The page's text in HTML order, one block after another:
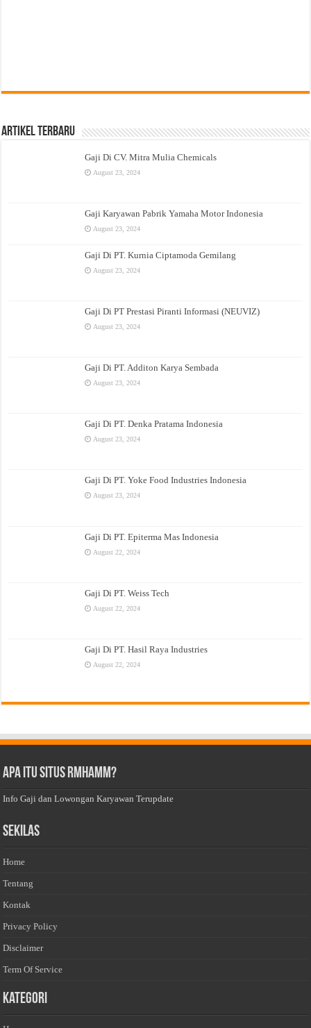
Artikel Terbaru
Gaji Di CV. Mitra Mulia Chemicals
August 23, 2024
Gaji Karyawan Pabrik Yamaha Motor Indonesia
August 23, 2024
Gaji Di PT. Kurnia Ciptamoda Gemilang
August 23, 2024
Gaji Di PT Prestasi Piranti Informasi (NEUVIZ)
August 23, 2024
Gaji Di PT. Additon Karya Sembada
August 23, 2024
Gaji Di PT. Denka Pratama Indonesia
August 23, 2024
Gaji Di PT. Yoke Food Industries Indonesia
August 23, 2024
Gaji Di PT. Epiterma Mas Indonesia
August 22, 2024
Gaji Di PT. Weiss Tech
August 22, 2024
Gaji Di PT. Hasil Raya Industries
August 22, 2024
Apa Itu Situs Rmhamm?
Info Gaji dan Lowongan Karyawan Terupdate
Sekilas
Home
Tentang
Kontak
Privacy Policy
Disclaimer
Term Of Service
Kategori